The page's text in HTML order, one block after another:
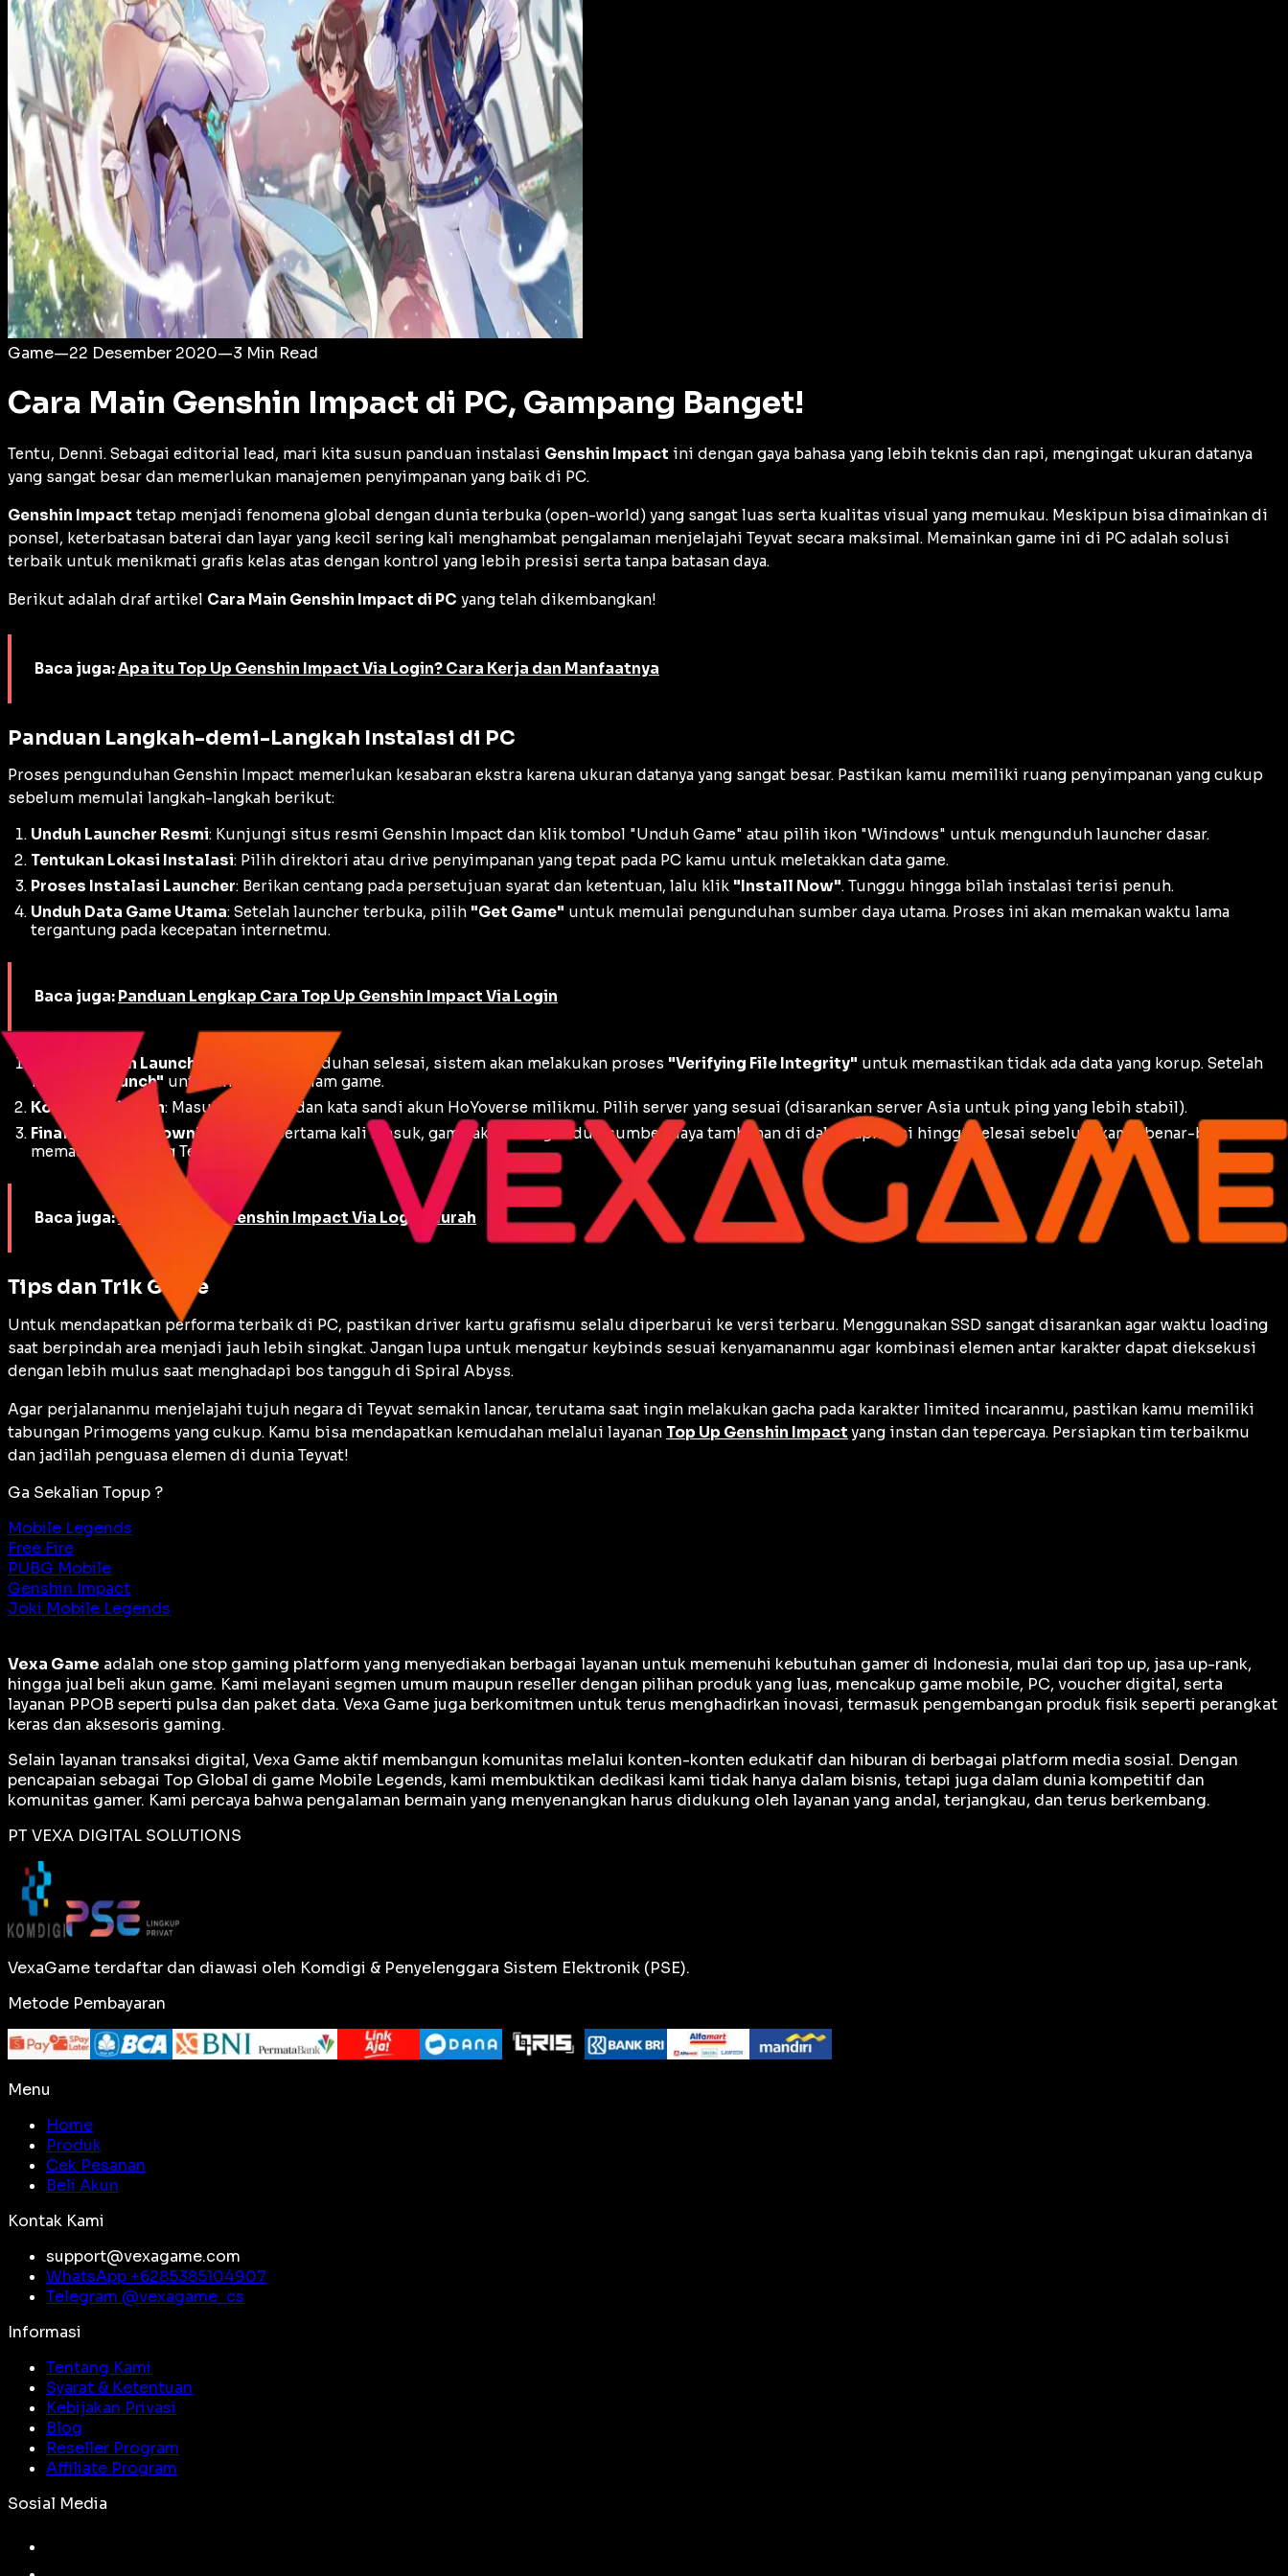
Login
Game—22 Desember 2020—3 Min Read
Cara Main Genshin Impact di PC, Gampang Banget!
Tentu, Denni. Sebagai editorial lead, mari kita susun panduan instalasi Genshin Impact ini dengan gaya bahasa yang lebih teknis dan rapi, mengingat ukuran datanya
yang sangat besar dan memerlukan manajemen penyimpanan yang baik di PC.
Genshin Impact tetap menjadi fenomena global dengan dunia terbuka (open-world) yang sangat luas serta kualitas visual yang memukau. Meskipun bisa dimainkan di
ponsel, keterbatasan baterai dan layar yang kecil sering kali menghambat pengalaman menjelajahi Teyvat secara maksimal. Memainkan game ini di PC adalah solusi
terbaik untuk menikmati grafis kelas atas dengan kontrol yang lebih presisi serta tanpa batasan daya.
Berikut adalah draf artikel Cara Main Genshin Impact di PC yang telah dikembangkan!
Baca juga:Apa itu Top Up Genshin Impact Via Login? Cara Kerja dan Manfaatnya
Panduan Langkah-demi-Langkah Instalasi di PC
Proses pengunduhan Genshin Impact memerlukan kesabaran ekstra karena ukuran datanya yang sangat besar. Pastikan kamu memiliki ruang penyimpanan yang cukup
sebelum memulai langkah-langkah berikut:
Unduh Launcher Resmi: Kunjungi situs resmi Genshin Impact dan klik tombol "Unduh Game" atau pilih ikon "Windows" untuk mengunduh launcher dasar.
Tentukan Lokasi Instalasi: Pilih direktori atau drive penyimpanan yang tepat pada PC kamu untuk meletakkan data game.
Proses Instalasi Launcher: Berikan centang pada persetujuan syarat dan ketentuan, lalu klik "Install Now". Tunggu hingga bilah instalasi terisi penuh.
Unduh Data Game Utama: Setelah launcher terbuka, pilih "Get Game" untuk memulai pengunduhan sumber daya utama. Proses ini akan memakan waktu lama
tergantung pada kecepatan internetmu.
Baca juga: Panduan Lengkap Cara Top Up Genshin Impact Via Login
Verifikasi dan Launch : Setelah pengunduhan selesai, sistem akan melakukan proses "Verifying File Integrity" untuk memastikan tidak ada data yang korup. Setelah
itu, klik
"Launch" untuk masuk ke dalam game.
Konfigurasi Akun: Masukkan email dan kata sandi akun HoYoverse milikmu. Pilih server yang sesuai (disarankan server Asia untuk ping yang lebih stabil).
Final Resource Download
: Saat pertama kali masuk, game akan mengunduh sumber daya tambahan di dalam aplikasi hingga selesai sebelum kamu benar-benar bisa
memasuki gerbang Teyvat.
Baca juga:7 Tips Top Up Genshin Impact Via Login Murah
Tips dan Trik Game
Untuk mendapatkan performa terbaik di PC, pastikan driver kartu grafismu selalu diperbarui ke versi terbaru. Menggunakan SSD sangat disarankan agar waktu loading
saat berpindah area menjadi jauh lebih singkat. Jangan lupa untuk mengatur keybinds sesuai kenyamananmu agar kombinasi elemen antar karakter dapat dieksekusi
dengan lebih mulus saat menghadapi bos tangguh di Spiral Abyss.
Agar perjalananmu menjelajahi tujuh negara di Teyvat semakin lancar, terutama saat ingin melakukan gacha pada karakter limited incaranmu, pastikan kamu memiliki
tabungan Primogems yang cukup. Kamu bisa mendapatkan kemudahan melalui layanan Top Up Genshin Impact yang instan dan tepercaya. Persiapkan tim terbaikmu
dan jadilah penguasa elemen di dunia Teyvat!
Ga Sekalian Topup ?
Mobile Legends
Free Fire
PUBG Mobile
Genshin Impact
Joki Mobile Legends
Vexa Game adalah one stop gaming platform yang menyediakan berbagai layanan untuk memenuhi kebutuhan gamer di Indonesia, mulai dari top up, jasa up-rank,
hingga jual beli akun game. Kami melayani segmen umum maupun reseller dengan pilihan produk yang luas, mencakup game mobile, PC, voucher digital, serta
layanan PPOB seperti pulsa dan paket data. Vexa Game juga berkomitmen untuk terus menghadirkan inovasi, termasuk pengembangan produk fisik seperti perangkat
keras dan aksesoris gaming.
Selain layanan transaksi digital, Vexa Game aktif membangun komunitas melalui konten-konten edukatif dan hiburan di berbagai platform media sosial. Dengan
pencapaian sebagai Top Global di game Mobile Legends, kami membuktikan dedikasi kami tidak hanya dalam bisnis, tetapi juga dalam dunia kompetitif dan
komunitas gamer. Kami percaya bahwa pengalaman bermain yang menyenangkan harus didukung oleh layanan yang andal, terjangkau, dan terus berkembang.
PT VEXA DIGITAL SOLUTIONS
VexaGame terdaftar dan diawasi oleh Komdigi & Penyelenggara Sistem Elektronik (PSE).
Metode Pembayaran
Menu
Home
Produk
Cek Pesanan
Beli Akun
Kontak Kami
support@vexagame.com
WhatsApp +6285385104907
Telegram @vexagame_cs
Informasi
Tentang Kami
Syarat & Ketentuan
Kebijakan Privasi
Blog
Reseller Program
Affiliate Program
Sosial Media